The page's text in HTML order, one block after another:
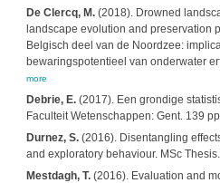
De Clercq, M.(2018). Drowned
landscape evolution and preservation
Belgisch deel van de Noordzee:
bewaringspotentieel van onderwater
more
Debrie, E.(2017). Een grondige
Faculteit Wetenschappen: Gent. 139
Durnez, S.(2016). Disentangling
and exploratory behaviour. MSc
Mestdagh, T.(2016). Evaluation and